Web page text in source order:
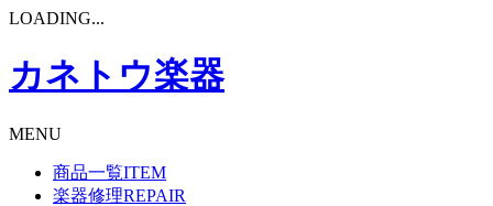
LOADING...
カネトウ楽器
MENU
商品一覧ITEM
楽器修理REPAIR